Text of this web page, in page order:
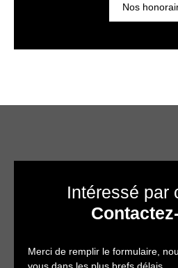
Nos
Intéressé par
Merci de remplir le formulaire,